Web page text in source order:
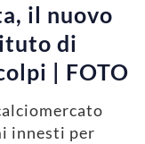
il nuovo
di
| FOTO
innesti per